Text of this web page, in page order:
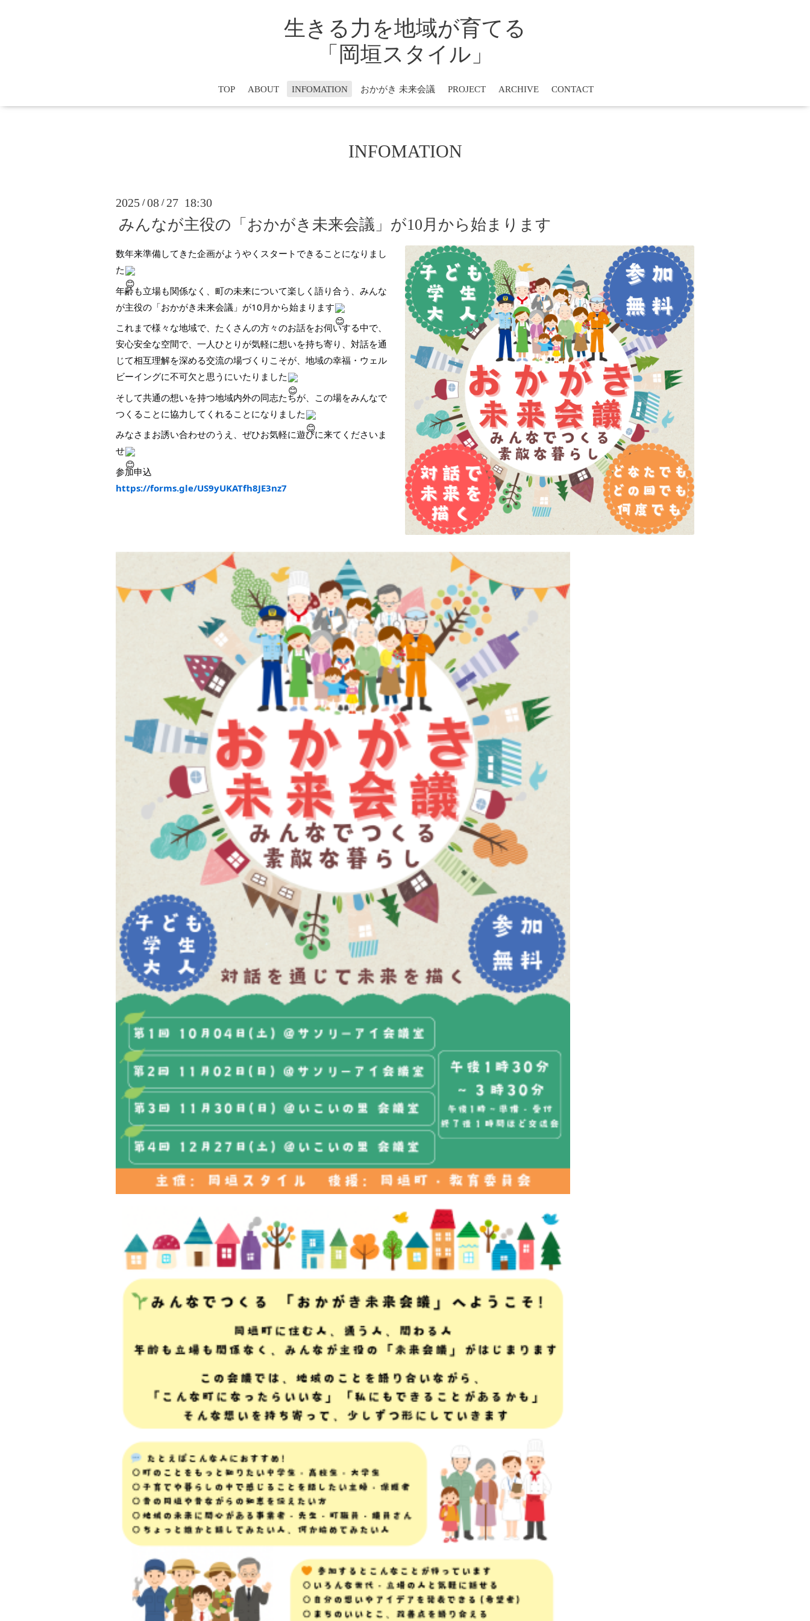
生きる力を地域が育てる
「岡垣スタイル」
TOP ABOUT INFOMATION おかがき 未来会議 PROJECT ARCHIVE CONTACT
INFOMATION
2025 /08 / 27 18:30
みんなが主役の「おかがき未来会議」が10月から始まります
数年来準備してきた企画がようやくスタートできることになりまし
た
年齢も立場も関係なく、町の未来について楽しく語り合う、みんな
が主役の「おかがき未来会議」が10月から始まります
これまで様々な地域で、たくさんの方々のお話をお伺いする中で、
安心安全な空間で、一人ひとりが気軽に想いを持ち寄り、対話を通
じて相互理解を深める交流の場づくりこそが、地域の幸福・ウェル
ビーイングに不可欠と思うにいたりました
そして共通の想いを持つ地域内外の同志たちが、この場をみんなで
つくることに協力してくれることになりました
みなさまお誘い合わせのうえ、ぜひお気軽に遊びに来てくださいま
せ
参加申込
https://forms.gle/US9yUKATfh8JE3nz7